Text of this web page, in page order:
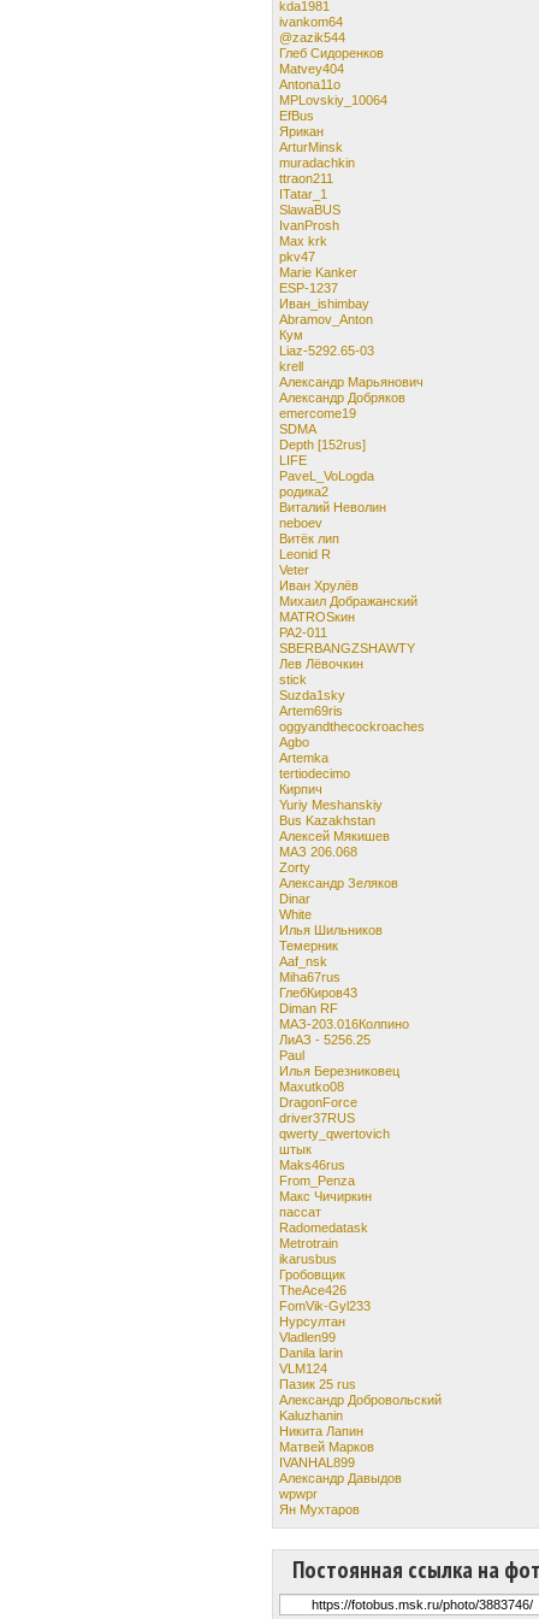
kda1981
ivankom64
@zazik544
Глеб Сидоренков
Matvey404
Antona11o
MPLovskiy_10064
EfBus
Ярикан
ArturMinsk
muradachkin
ttraon211
ITatar_1
SlawaBUS
IvanProsh
Max krk
pkv47
Marie Kanker
ESP-1237
Иван_ishimbay
Abramov_Anton
Кум
Liaz-5292.65-03
krell
Александр Марьянович
Александр Добряков
emercome19
SDMA
Depth [152rus]
LIFE
PaveL_VoLogda
родика2
Виталий Неволин
neboev
Витёк лип
Leonid R
Veter
Иван Хрулёв
Михаил Дображанский
MATROSкин
РА2-011
SBERBANGZSHAWTY
Лев Лёвочкин
stick
Suzda1sky
Artem69ris
oggyandthecockroaches
Agbo
Artemka
tertiodecimo
Кирпич
Yuriy Meshanskiy
Bus Kazakhstan
Алексей Мякишев
МАЗ 206.068
Zorty
Александр Зеляков
Dinar
White
Илья Шильников
Темерник
Aaf_nsk
Miha67rus
ГлебКиров43
Diman RF
МАЗ-203.016Колпино
ЛиАЗ - 5256.25
Paul
Илья Березниковец
Maxutko08
DragonForce
driver37RUS
qwerty_qwertovich
штык
Maks46rus
From_Penza
Макс Чичиркин
пассат
Radomedatask
Metrotrain
ikarusbus
Гробовщик
TheAce426
FomVik-Gyl233
Нурсултан
Vladlen99
Danila larin
VLM124
Пазик 25 rus
Александр Добровольский
Kaluzhanin
Никита Лапин
Матвей Марков
IVANHAL899
Александр Давыдов
wpwpr
Ян Мухтаров
Постоянная ссылка на